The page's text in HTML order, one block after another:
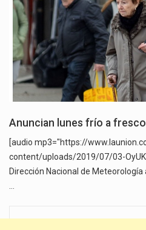
Anuncian lunes frío a
[audio mp3="https://
content/uploads/2019/07/03-
Dirección Nacional de